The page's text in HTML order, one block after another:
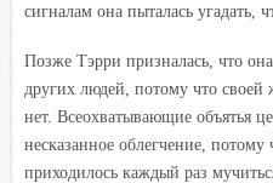
сигналам она пыталась угадать,
Позже Тэрри призналась, что она
других людей, потому что
нет. Всеохватывающие объятья
несказанное облегчение,
приходилось каждый раз